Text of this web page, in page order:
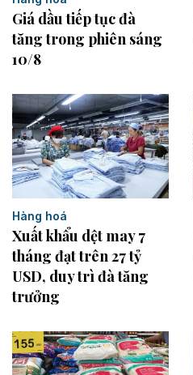
Giá dầu tiếp tục đà
tăng trong phiên sáng
10/8
Hàng hoá
Xuất khẩu dệt may 7
tháng đạt trên 27 tỷ
USD, duy trì đà tăng
trưởng